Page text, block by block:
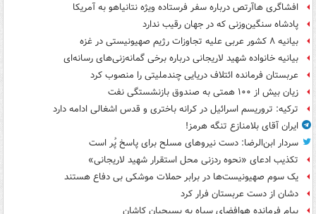
افشاگری هاآرتص درباره سفر فرستاده ویژه نتانیاهو به آمریکا
پادشاه سنگین‌وزنی که در جهان رقیب ندارد
بیانیه ۸ کشور عربی علیه تجاوزات رژیم صهیونیستی در غزه
بیانیه خانواده شهید لاریجانی درباره برخی گمانه‌زنی‌های رسانه‌ای
عربستان فرمانده ائتلاف دریایی چندملیتی را منصوب کرد
زیان بیش از ۱۰۰ همتی به صندوق‌ بازنشستگی نفت
ترکیه: تروریسم اسرائیل در کرانه باختری و قدس اشغالی ادامه دارد
ایران آقای بلامنازع تنگه هرمز!
سردار ابن‌الرضا: دست نیروهای مسلح برای پاسخ پُر است
تکذیب ادعای «نحوه ردزنی محل استقرار شهید لاریجانی»
یک‌ سوم صهیونیست‌ها در برابر حملات موشکی بی دفاع هستند
دشان از دست عربستان فرار کرد
پیام فرمانده هوافضای سپاه به بسیجیان کاشان